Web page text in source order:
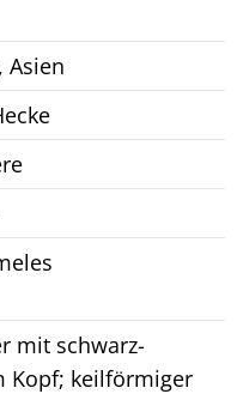
Asien
mit schwarz-
Kopf; keilförmiger